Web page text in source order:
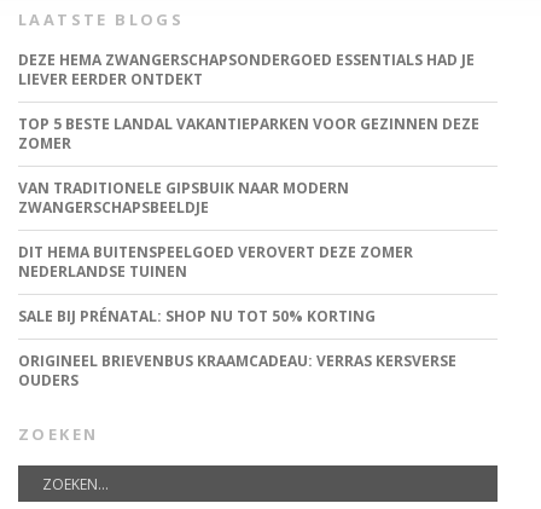
LAATSTE BLOGS
DEZE HEMA ZWANGERSCHAPSONDERGOED ESSENTIALS HAD JE
LIEVER EERDER ONTDEKT
TOP 5 BESTE LANDAL VAKANTIEPARKEN VOOR GEZINNEN DEZE
ZOMER
VAN TRADITIONELE GIPSBUIK NAAR MODERN
ZWANGERSCHAPSBEELDJE
DIT HEMA BUITENSPEELGOED VEROVERT DEZE ZOMER
NEDERLANDSE TUINEN
SALE BIJ PRÉNATAL: SHOP NU TOT 50% KORTING
ORIGINEEL BRIEVENBUS KRAAMCADEAU: VERRAS KERSVERSE
OUDERS
ZOEKEN